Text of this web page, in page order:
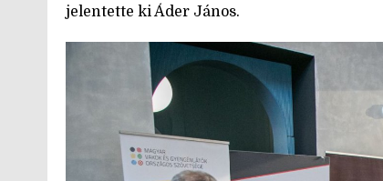
jelentette ki Áder János.